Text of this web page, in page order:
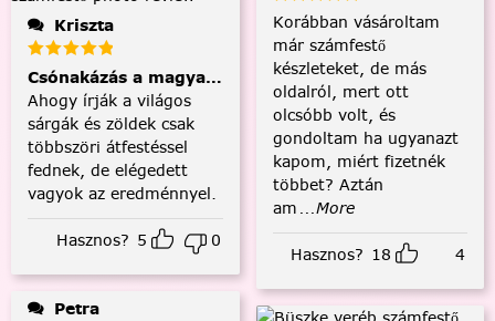
Kriszta
Csónakázás a magyar tengeren
Ahogy írják a világos
sárgák és zöldek csak
többszöri átfestéssel
fednek, de elégedett
vagyok az eredménnyel.
Hasznos? 5 0
Petra
Korábban vásároltam
már számfestő
készleteket, de más
oldalról, mert ott
olcsóbb volt, és
gondoltam ha ugyanazt
kapom, miért fizetnék
többet? Aztán
am ...More
Hasznos? 18 4